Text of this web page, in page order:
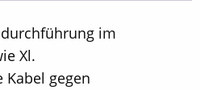
im
Xl.
gegen